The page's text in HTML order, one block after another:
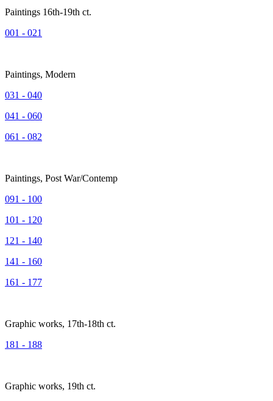
Paintings 16th-19th ct.
001 - 021
Paintings, Modern
031 - 040
041 - 060
061 - 082
Paintings, Post War/Contemp
091 - 100
101 - 120
121 - 140
141 - 160
161 - 177
Graphic works, 17th-18th ct.
181 - 188
Graphic works, 19th ct.